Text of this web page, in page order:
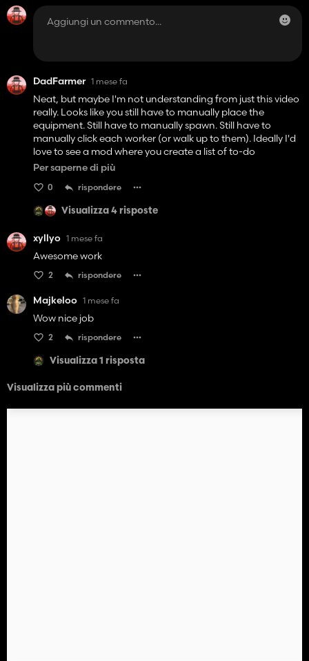
DadFarmer 1 mese fa
Neat, but maybe I'm not understanding from just this video
really. Looks like you still have to manually place the
equipment. Still have to manually spawn. Still have to
manually click each worker (or walk up to them). Ideally I'd
love to see a mod where you create a list of to-do
operations for each day (maybe a week at a time in game)
their equipment and go to the field needed, then bring the
equipment back at the end of the day.
something.
Per saperne di più
0 rispondere
Visualizza 4 risposte
xyllyo 1 mese fa
Awesome work
2 rispondere
Majkeloo 1 mese fa
Wow nice job
2 rispondere
Visualizza 1 risposta
Visualizza più commenti